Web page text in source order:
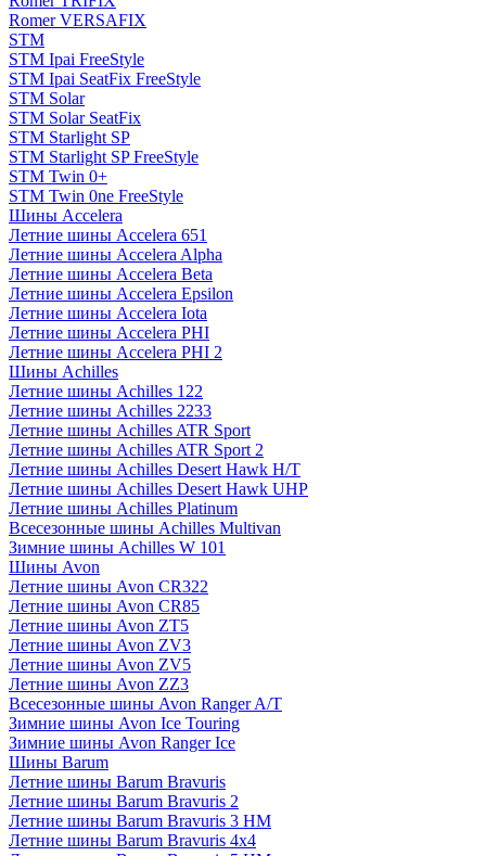
Romer VERSAFIX
STM
STM Ipai FreeStyle
STM Ipai SeatFix FreeStyle
STM Solar
STM Solar SeatFix
STM Starlight SP
STM Starlight SP FreeStyle
STM Twin 0+
STM Twin 0ne FreeStyle
Шины Accelera
Летние шины Accelera 651
Летние шины Accelera Alpha
Летние шины Accelera Beta
Летние шины Accelera Epsilon
Летние шины Accelera Iota
Летние шины Accelera PHI
Летние шины Accelera PHI 2
Шины Achilles
Летние шины Achilles 122
Летние шины Achilles 2233
Летние шины Achilles ATR Sport
Летние шины Achilles ATR Sport 2
Летние шины Achilles Desert Hawk H/T
Летние шины Achilles Desert Hawk UHP
Летние шины Achilles Platinum
Всесезонные шины Achilles Multivan
Зимние шины Achilles W 101
Шины Avon
Летние шины Avon CR322
Летние шины Avon CR85
Летние шины Avon ZT5
Летние шины Avon ZV3
Летние шины Avon ZV5
Летние шины Avon ZZ3
Всесезонные шины Avon Ranger A/T
Зимние шины Avon Ice Touring
Зимние шины Avon Ranger Ice
Шины Barum
Летние шины Barum Bravuris
Летние шины Barum Bravuris 2
Летние шины Barum Bravuris 3 HM
Летние шины Barum Bravuris 4х4